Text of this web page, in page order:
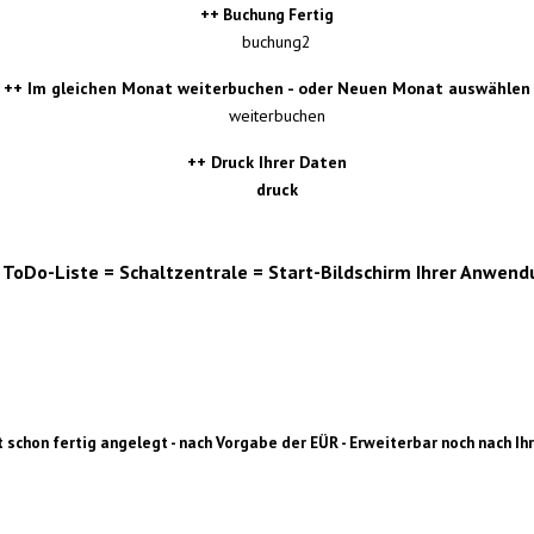
++ Buchung Fertig
++ Im gleichen Monat weiterbuchen - oder Neuen Monat auswählen
++ Druck Ihrer Daten
ToDo-Liste = Schaltzentrale = Start-Bildschirm Ihrer
fertig angelegt - nach Vorgabe der EÜR - Erweiterbar noch nach